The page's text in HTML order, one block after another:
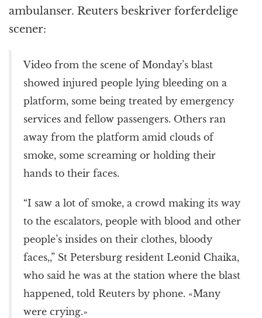
ambulanser. Reuters beskriver forferdelige
scener:
Video from the scene of Monday’s blast
showed injured people lying bleeding on a
platform, some being treated by emergency
services and fellow passengers. Others ran
away from the platform amid clouds of
smoke, some screaming or holding their
hands to their faces.
“I saw a lot of smoke, a crowd making its way
to the escalators, people with blood and other
people’s insides on their clothes, bloody
faces,,” St Petersburg resident Leonid Chaika,
who said he was at the station where the blast
happened, told Reuters by phone. «Many
were crying.»